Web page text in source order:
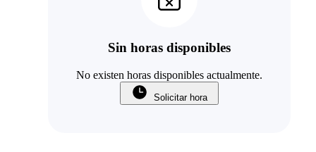
Sin horas disponibles
No existen horas disponibles actualmente.
Solicitar hora